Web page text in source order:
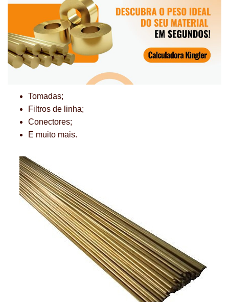
Tomadas;
Filtros de linha;
Conectores;
E muito mais.